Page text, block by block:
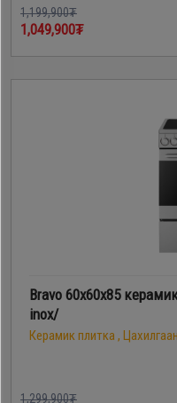
1,199,900₮
1,049,900₮
Bravo 60х60х85
inox/
Керамик плитка ,
1,299,900₮